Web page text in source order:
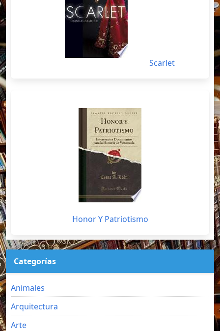
Scarlet
Honor Y Patriotismo
Categorías
Animales
Arquitectura
Arte